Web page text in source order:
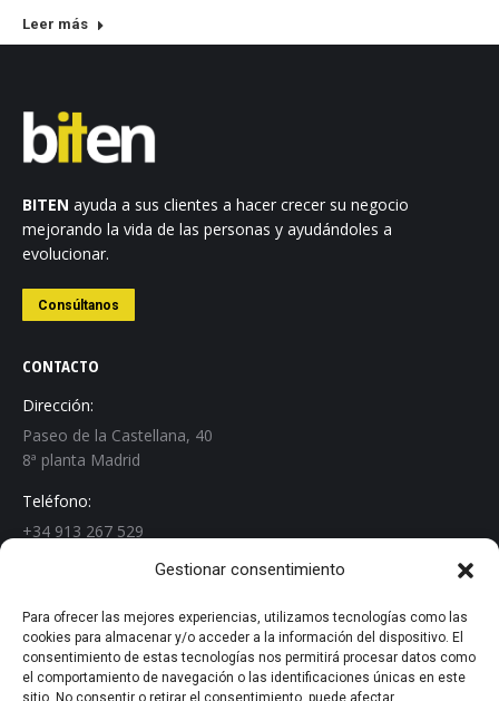
Gestionar consentimiento
Para ofrecer las mejores experiencias, utilizamos tecnologías como las
cookies para almacenar y/o acceder a la información del dispositivo. El
consentimiento de estas tecnologías nos permitirá procesar datos como
el comportamiento de navegación o las identificaciones únicas en este
sitio. No consentir o retirar el consentimiento, puede afectar
Leer más
BITEN ayuda a sus clientes a hacer crecer su negocio
mejorando la vida de las personas y ayudándoles a
evolucionar.
Consúltanos
CONTACTO
Dirección:
Paseo de la Castellana, 40
8ª planta Madrid
Teléfono:
+34 913 267 529
Encuéntranos en:
Linkedin
page